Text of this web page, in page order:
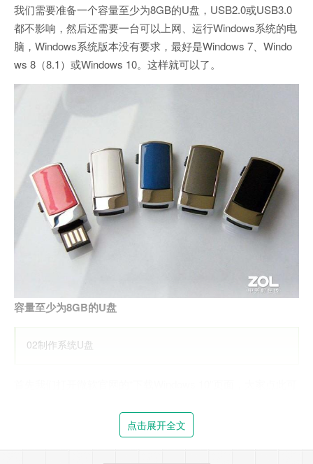
我们需要准备一个容量至少为8GB的U盘，USB2.0或USB3.0
都不影响，然后还需要一台可以上网、运行Windows系统的电
脑，Windows系统版本没有要求，最好是Windows 7、Windo
ws 8（8.1）或Windows 10。这样就可以了。
容量至少为8GB的U盘
02制作系统U盘
点击展开全文